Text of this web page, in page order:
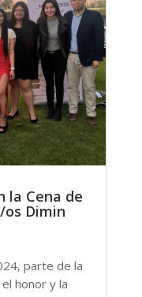
la Cena de
os Dimin
parte de la
honor y la